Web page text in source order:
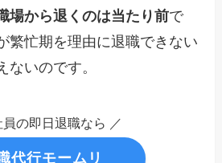
場から退くのは当たり前で
繁忙期を理由に退職できない
ないのです。
員の即日退職なら ／
代行モームリ